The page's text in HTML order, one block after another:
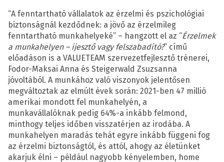
“A fenntartható vállalatok az érzelmi és pszichológiai
biztonságnál kezdődnek: a jövő az érzelmileg
fenntartható munkahelyeké” – hangzott el az “Érzelmek
a munkahelyen – ijesztő vagy felszabadító?” című
előadáson is a VALUETEAM szervezetfejlesztő trénerei,
Fodor-Maksai Anna és Steigerwald Zsuzsanna
jóvoltából. A munkához való viszonyok jelentősen
megváltoztak az elmúlt évek során: 2021-ben 47 millió
amerikai mondott fel munkahelyén, a
munkavállalóknak pedig 64%-a inkább felmond,
minthogy teljes időben visszatérjen az irodába. A
munkahelyen maradás tehát egyre inkább függeni fog
az érzelmi biztonságtól, és attól, ahogy az életünket
akarjuk élni – például nagyobb kényelemben, home